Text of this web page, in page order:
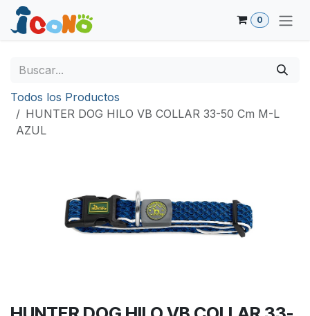
Ir al contenido
0
Todos los Productos
HUNTER DOG HILO VB COLLAR 33-50 Cm M-L
AZUL